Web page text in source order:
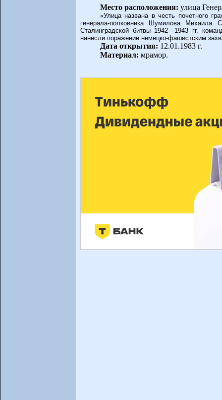
Место расположения: улица
«Улица названа в честь почетного
генерала-полковника Шумилова
Сталинградской битвы 1942—1943 гг.
нанесли поражение немецко-фашистским
Дата открытия: 12.01.1983 г.
Материал: мрамор.